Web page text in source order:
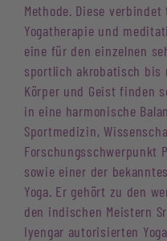
Methode. Diese
Yogatherapie und
eine für den einzelnen
sportlich akrobatisch
Körper und Geist finden
in eine harmonische
Sportmedizin,
Forschungsschwerpunkt
sowie einer der
Yoga. Er gehört zu den
den indischen Meistern
Iyengar autorisierten